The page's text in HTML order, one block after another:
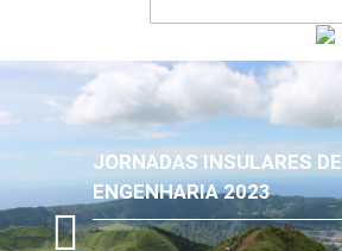
JORNADAS INSULARES DE
ENGENHARIA 2023